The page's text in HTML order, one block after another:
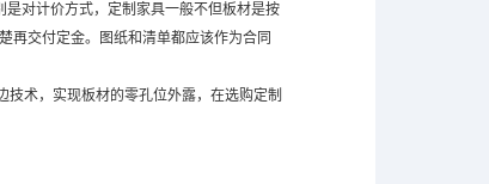
对计价方式，定制家具一般不但板材是按
再交付定金。图纸和清单都应该作为合同
术，实现板材的零孔位外露，在选购定制